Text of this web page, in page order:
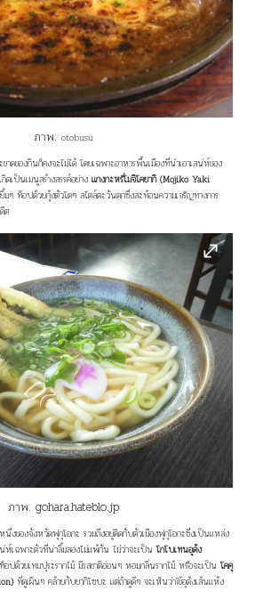
ภาพ:otobusu
ดของกินก็คงจะไม่ได้ โดยเฉพาะอาหารพื้นเมืองที่นำเอาเสน่ห์ของ
ดเป็นเมนูสร้างสรรค์อย่าง แกงกะหรี่โมจิโคยากิ (Mojiko Yaki
มๆ ท็อปด้วยกุ้งตัวโตๆ สไตล์ตะวันตกซึ่งสะท้อนความเจริญทางการ
ต
ภาพ:gohara.hateblo.jp
งของจังหวัดฟุกุโอกะ รวมถึงอยู่ติดกับตัวเมืองฟุกุโอกะซึ่งเป็นแหล่ง
ห์เฉพาะตัวที่น่าลิ้มลองไม่แพ้กัน ไม่ว่าจะเป็น โกโบเทนอุด้ง
ปด้วยเทมปุระรากไม้ มีรสชาติอ่อนๆ หอมกลิ่นรากไม้ หรือจะเป็น โคคุ
ที่ดูเผินๆ คล้ายกับยากิโซบะ แต่ถ้าดูดีๆ จะเห็นว่าใช้อุด้งเส้นแห้ง